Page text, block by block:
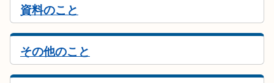
資料のこと
その他のこと